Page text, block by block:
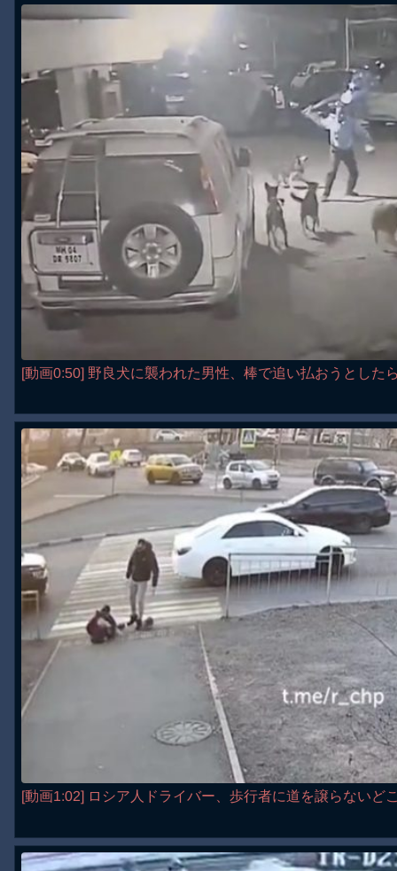
[動画0:50] 野良犬に襲われた男性、棒で追い払おうとした
[動画1:02] ロシア人ドライバー、歩行者に道を譲らないど